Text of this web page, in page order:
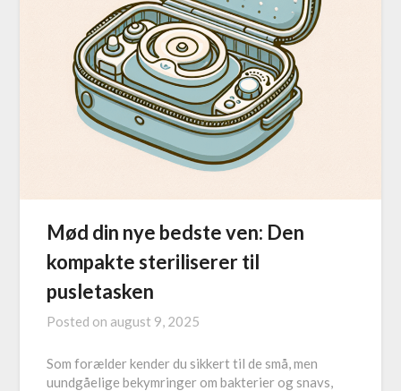
Mød din nye bedste ven: Den
kompakte steriliserer til
pusletasken
Posted on august 9, 2025
Som forælder kender du sikkert til de små, men
uundgåelige bekymringer om bakterier og snavs,